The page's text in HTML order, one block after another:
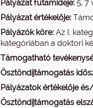
Pályázat futamideje: 5, 7
Pályázat értékelője:
Pályázók köre: Az I.
kategóriában a doktori
Támogatható
Ösztöndíjtámogatás
Pályázatok értékelője
Ösztöndíjtámogatás